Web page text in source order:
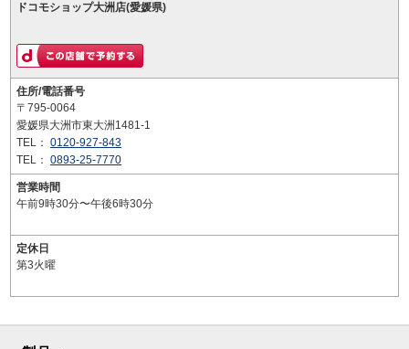
ドコモショップ大洲店(愛媛県)
住所/電話番号
〒795-0064
愛媛県大洲市東大洲1481-1
TEL： 0120-927-843
TEL： 0893-25-7770
営業時間
午前9時30分〜午後6時30分
定休日
第3火曜